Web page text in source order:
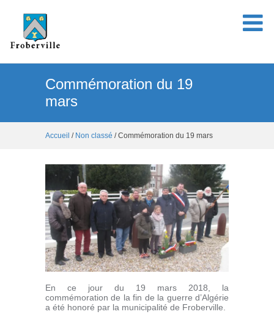
Commémoration du 19
mars
Accueil / Non classé / Commémoration du 19 mars
En ce jour du 19 mars 2018, la
commémoration de la fin de la guerre d’Algérie
a été honoré par la municipalité de Froberville.